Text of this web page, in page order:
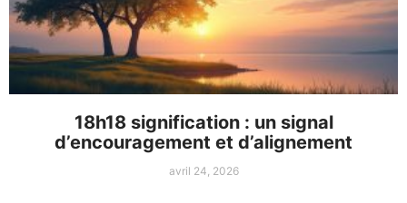
18h18 signification : un signal
d’encouragement et d’alignement
avril 24, 2026